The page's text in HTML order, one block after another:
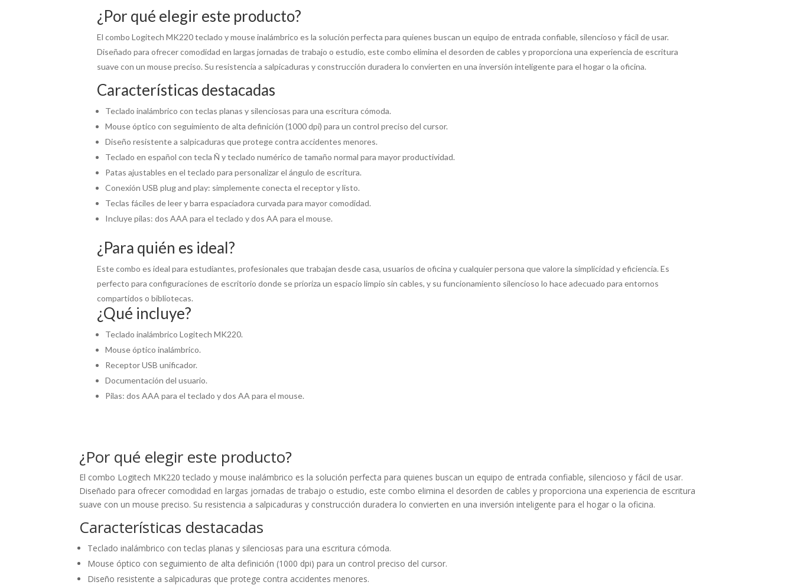
¿Por qué elegir este producto?
El combo Logitech MK220 teclado y mouse inalámbrico es la solución perfecta para quienes buscan un equipo de entrada confiable, silencioso y fácil de usar.
Diseñado para ofrecer comodidad en largas jornadas de trabajo o estudio, este combo elimina el desorden de cables y proporciona una experiencia de escritura
suave con un mouse preciso. Su resistencia a salpicaduras y construcción duradera lo convierten en una inversión inteligente para el hogar o la oficina.
Características destacadas
Teclado inalámbrico con teclas planas y silenciosas para una escritura cómoda.
Mouse óptico con seguimiento de alta definición (1000 dpi) para un control preciso del cursor.
Diseño resistente a salpicaduras que protege contra accidentes menores.
Teclado en español con tecla Ñ y teclado numérico de tamaño normal para mayor productividad.
Patas ajustables en el teclado para personalizar el ángulo de escritura.
Conexión USB plug and play: simplemente conecta el receptor y listo.
Teclas fáciles de leer y barra espaciadora curvada para mayor comodidad.
Incluye pilas: dos AAA para el teclado y dos AA para el mouse.
¿Para quién es ideal?
Este combo es ideal para estudiantes, profesionales que trabajan desde casa, usuarios de oficina y cualquier persona que valore la simplicidad y eficiencia. Es
perfecto para configuraciones de escritorio donde se prioriza un espacio limpio sin cables, y su funcionamiento silencioso lo hace adecuado para entornos
compartidos o bibliotecas.
¿Qué incluye?
Teclado inalámbrico Logitech MK220.
Mouse óptico inalámbrico.
Receptor USB unificador.
Documentación del usuario.
Pilas: dos AAA para el teclado y dos AA para el mouse.
¿Por qué elegir este producto?
El combo Logitech MK220 teclado y mouse inalámbrico es la solución perfecta para quienes buscan un equipo de entrada confiable, silencioso y fácil de usar.
Diseñado para ofrecer comodidad en largas jornadas de trabajo o estudio, este combo elimina el desorden de cables y proporciona una experiencia de escritura
suave con un mouse preciso. Su resistencia a salpicaduras y construcción duradera lo convierten en una inversión inteligente para el hogar o la oficina.
Características destacadas
Teclado inalámbrico con teclas planas y silenciosas para una escritura cómoda.
Mouse óptico con seguimiento de alta definición (1000 dpi) para un control preciso del cursor.
Diseño resistente a salpicaduras que protege contra accidentes menores.